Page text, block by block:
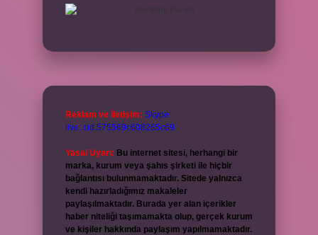
Reklam ve İletişim: Skype:
live:.cid.575569c608265c69
Yasal Uyarı: Bu internet sitesi, herhangi bir
marka, kurum veya şahıs şirketi ile hiçbir
bağlantısı bulunmamaktadır. Sitede yalnızca
kendi hazırladığımız makaleler
paylaşılmaktadır. Burada yer alan içerikler
haber niteliği taşımamakta olup, gerçek kurum
ve kişiler hakkında paylaşım yapılmamaktadır.